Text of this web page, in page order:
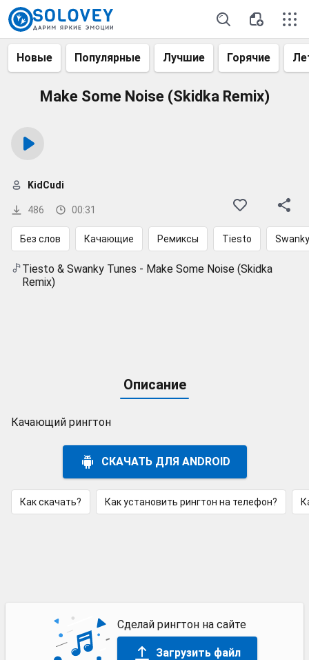
Новые Популярные Лучшие Горячие
Make Some Noise (Skidka Remix)
486 00:31
KidCudi
Без слов Качающие Ремиксы Tiesto
Tiesto & Swanky Tunes - Make Some Noise (Skidka
Remix)
Описание
Качающий рингтон
СКАЧАТЬ ДЛЯ ANDROID
Как скачать? Как установить рингтон на телефон?
Сделай рингтон на сайте
Загрузить файл